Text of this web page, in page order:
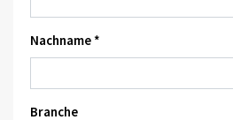
Nachname *
Branche